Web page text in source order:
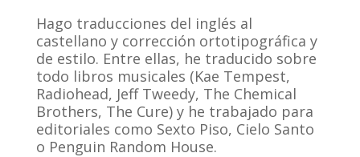
Hago traducciones del inglés al
castellano y corrección ortotipográfica y
de estilo. Entre ellas, he traducido sobre
todo libros musicales (Kae Tempest,
Radiohead, Jeff Tweedy, The Chemical
Brothers, The Cure) y he trabajado para
editoriales como Sexto Piso, Cielo Santo
o Penguin Random House.